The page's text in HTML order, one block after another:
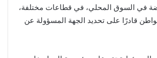
في السوق المحلي، في قطاعات مختلفة،
قادرًا على تحديد الجهة المسؤولة عن